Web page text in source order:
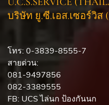
บริษัท ยู.ซี.เอส.เซอร์วิส
โทร: 0-3839-8555-7
สายด่วน:
081-9497856
082-3389555
FB: UCS ไล่นก ป้องกันนก